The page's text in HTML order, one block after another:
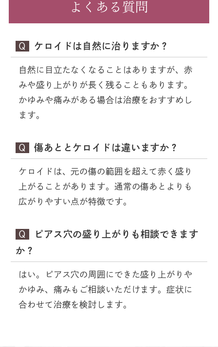
よくある質問
Q ケロイドは自然に治りますか？
自然に目立たなくなることはありますが、赤
みや盛り上がりが長く残ることもあります。
かゆみや痛みがある場合は治療をおすすめし
ます。
Q 傷あととケロイドは違いますか？
ケロイドは、元の傷の範囲を超えて赤く盛り
上がることがあります。通常の傷あとよりも
広がりやすい点が特徴です。
Q
ピアス穴の盛り上がりも相談できます
か？
はい。ピアス穴の周囲にできた盛り上がりや
かゆみ、痛みもご相談いただけます。症状に
合わせて治療を検討します。